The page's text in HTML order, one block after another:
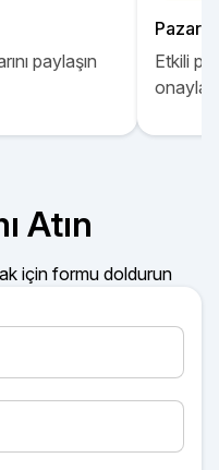
paylaşın
Etkili
Atın
için formu doldurun